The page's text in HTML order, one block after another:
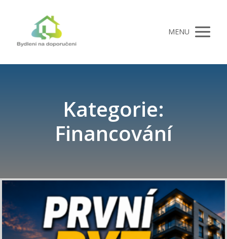
MENU
Kategorie:
Financování